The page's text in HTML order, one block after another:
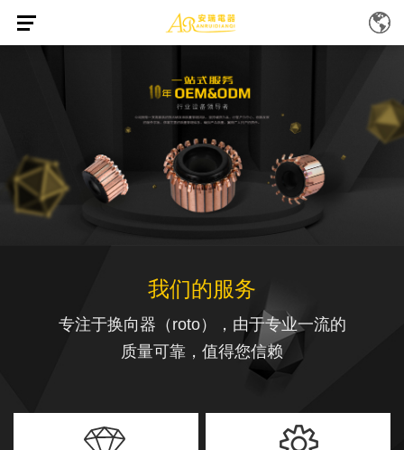
我们的服务
专注于换向器（roto），由于专业一流的
质量可靠，值得您信赖